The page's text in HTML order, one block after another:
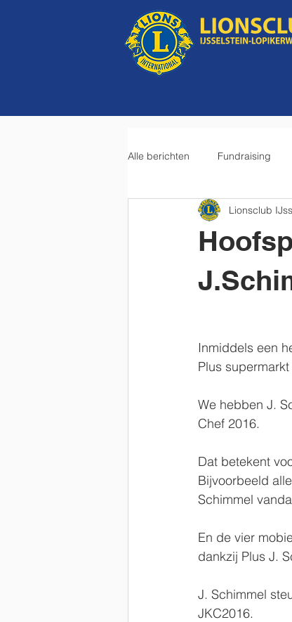
Alle berichten Fundraising
Lionsclub
Inmiddels een
Plus
We hebben J.
Chef 2016.
Dat betekent
Bijvoorbeeld
Schimmel
En de vier
dankzij Plus J.
J. Schimmel
JKC2016.